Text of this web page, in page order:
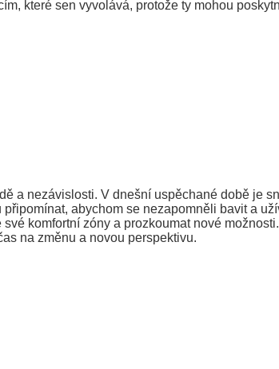
které sen vyvolává, protože ty mohou
a nezávislosti. V dnešní uspěchané době je
abychom se nezapomněli bavit a
komfortní zóny a prozkoumat nové možnosti.
na změnu a novou perspektivu.